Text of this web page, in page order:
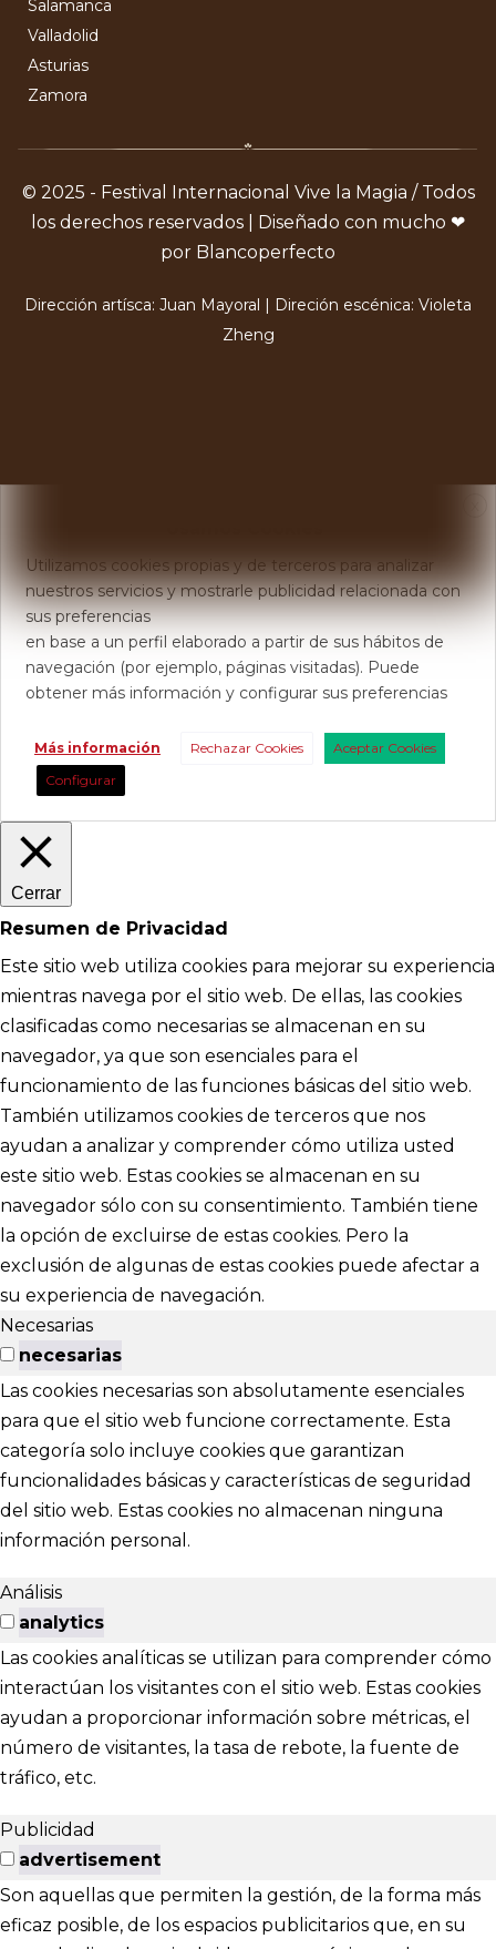
Salamanca
Valladolid
Asturias
Zamora
© 2025 - Festival Internacional Vive la Magia / Todos
los derechos reservados | Diseñado con mucho ❤
por Blancoperfecto
Dirección artísca: Juan Mayoral | Direción escénica: Violeta
Zheng
Utilizamos cookies propias y de terceros para analizar
nuestros servicios y mostrarle publicidad relacionada con
sus preferencias
en base a un perfil elaborado a partir de sus hábitos de
navegación (por ejemplo, páginas visitadas). Puede
obtener más información y configurar sus preferencias
Más información Rechazar Cookies
Aceptar Cookies
Configurar
Cerrar
Resumen de Privacidad
Este sitio web utiliza cookies para mejorar su experiencia
mientras navega por el sitio web. De ellas, las cookies
clasificadas como necesarias se almacenan en su
navegador, ya que son esenciales para el
funcionamiento de las funciones básicas del sitio web.
También utilizamos cookies de terceros que nos
ayudan a analizar y comprender cómo utiliza usted
este sitio web. Estas cookies se almacenan en su
navegador sólo con su consentimiento. También tiene
la opción de excluirse de estas cookies. Pero la
exclusión de algunas de estas cookies puede afectar a
su experiencia de navegación.
Necesarias
necesarias
Las cookies necesarias son absolutamente esenciales
para que el sitio web funcione correctamente. Esta
categoría solo incluye cookies que garantizan
funcionalidades básicas y características de seguridad
del sitio web. Estas cookies no almacenan ninguna
información personal.
Análisis
analytics
Las cookies analíticas se utilizan para comprender cómo
interactúan los visitantes con el sitio web. Estas cookies
ayudan a proporcionar información sobre métricas, el
número de visitantes, la tasa de rebote, la fuente de
tráfico, etc.
Publicidad
advertisement
Son aquellas que permiten la gestión, de la forma más
eficaz posible, de los espacios publicitarios que, en su